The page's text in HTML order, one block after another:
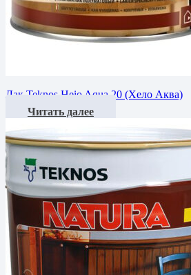
Лак Teknos Heio Aqua 20 (Хело Аква)
Читать далее